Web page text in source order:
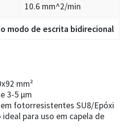
10.6 mm^2/min
modo de escrita bidirecional
mm²
3-5 µm
em fotorresistentes SU8/Epóxi
para uso em capela de